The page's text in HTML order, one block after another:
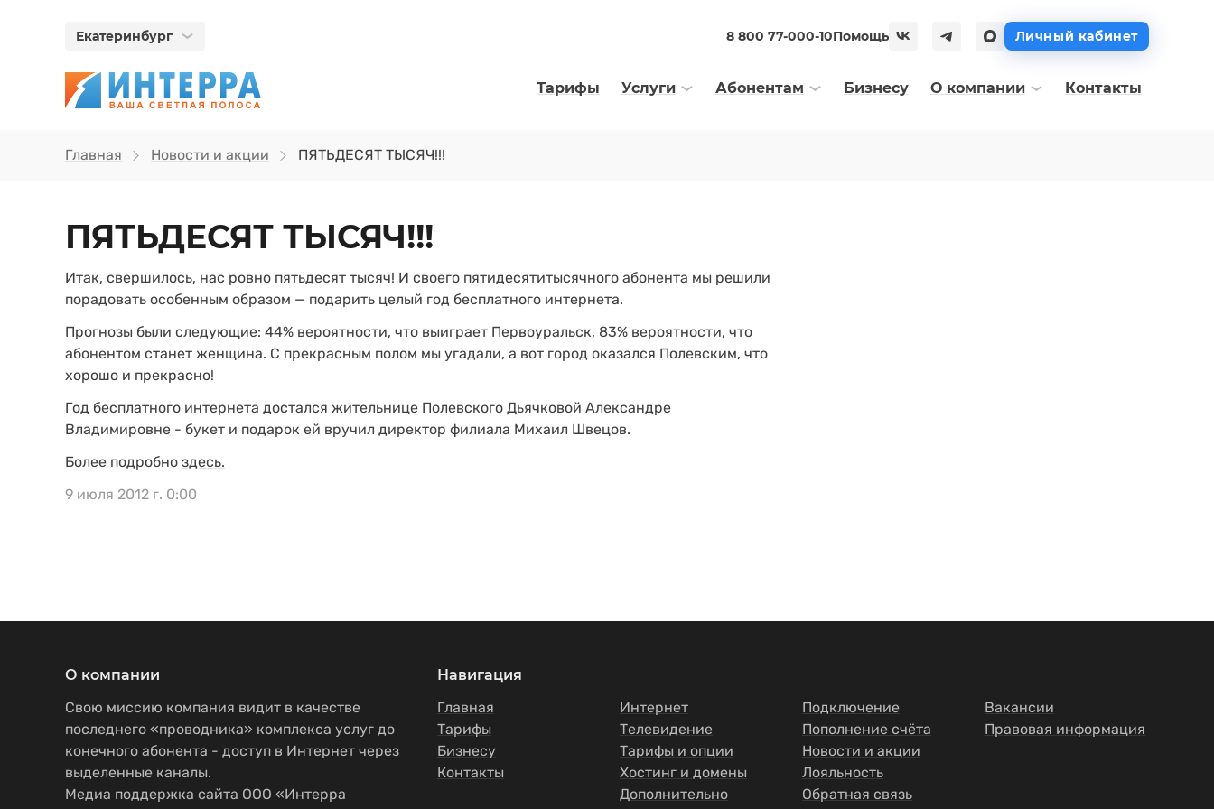
Екатеринбург 8 800 77-000-10Помощь Личный кабинет
Тарифы Услуги Абонентам Бизнесу О компании Контакты
Главная Новости и акции ПЯТЬДЕСЯТ ТЫСЯЧ!!!
ПЯТЬДЕСЯТ ТЫСЯЧ!!!
Итак, свершилось, нас ровно пятьдесят тысяч! И своего пятидесятитысячного абонента мы решили
порадовать особенным образом — подарить целый год бесплатного интернета.
Прогнозы были следующие: 44% вероятности, что выиграет Первоуральск, 83% вероятности, что
абонентом станет женщина. С прекрасным полом мы угадали, а вот город оказался Полевским, что
хорошо и прекрасно!
Год бесплатного интернета достался жительнице Полевского Дьячковой Александре
Владимировне - букет и подарок ей вручил директор филиала Михаил Швецов.
Более подробно здесь.
9 июля 2012 г. 0:00
О компании
Свою миссию компания видит в качестве
последнего «проводника» комплекса услуг до
конечного абонента - доступ в Интернет через
выделенные каналы.
Медиа поддержка сайта ООО «Интерра
Навигация
Главная
Тарифы
Бизнесу
Контакты
Интернет
Телевидение
Тарифы и опции
Хостинг и домены
Дополнительно
Подключение
Пополнение счёта
Новости и акции
Лояльность
Обратная связь
Вакансии
Правовая информация